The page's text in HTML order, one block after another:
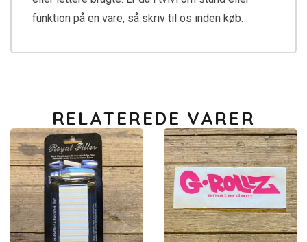
funktion på en vare, så skriv til os inden køb.
RELATEREDE VARER